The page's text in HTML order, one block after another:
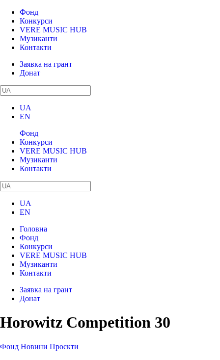
Фонд
Конкурси
VERE MUSIC HUB
Музиканти
Контакти
Заявка на грант
Донат
UA
EN
Фонд
Конкурси
VERE MUSIC HUB
Музиканти
Контакти
UA
EN
Головна
Фонд
Конкурси
VERE MUSIC HUB
Музиканти
Контакти
Заявка на грант
Донат
Horowitz Competition 30
Фонд Новини Проєкти